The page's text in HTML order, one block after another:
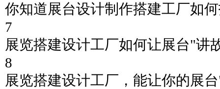
你知道展台设计制作搭建工厂如
7
展览搭建设计工厂如何让展台"讲
8
展览搭建设计工厂，能让你的展